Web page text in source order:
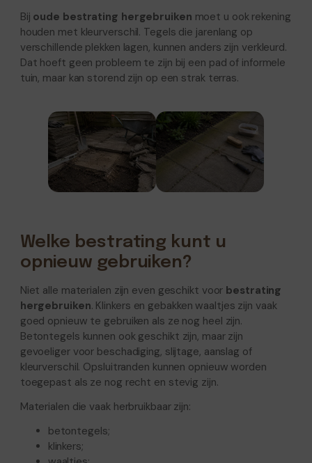
Bij oude bestrating hergebruiken moet u ook rekening
houden met kleurverschil. Tegels die jarenlang op
verschillende plekken lagen, kunnen anders zijn verkleurd.
Dat hoeft geen probleem te zijn bij een pad of informele
tuin, maar kan storend zijn op een strak terras.
Welke bestrating kunt u
opnieuw gebruiken?
Niet alle materialen zijn even geschikt voor bestrating
hergebruiken. Klinkers en gebakken waaltjes zijn vaak
goed opnieuw te gebruiken als ze nog heel zijn.
Betontegels kunnen ook geschikt zijn, maar zijn
gevoeliger voor beschadiging, slijtage, aanslag of
kleurverschil. Opsluitranden kunnen opnieuw worden
toegepast als ze nog recht en stevig zijn.
Materialen die vaak herbruikbaar zijn:
betontegels;
klinkers;